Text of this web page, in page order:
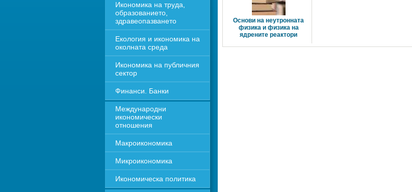
Икономика на труда,
образованието,
здравеопазването
Екология и икономика на
околната среда
Икономика на публичния
сектор
Финанси. Банки
Международни
икономически
отношения
Макроикономика
Микроикономика
Икономическа политика
Основи на неутронната
физика и физика на
ядрените реактори